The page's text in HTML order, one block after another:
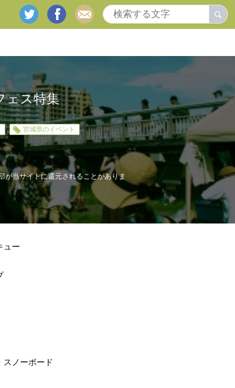
ェス特集
宮城県のイベント
当サイトに還元されることがありま
ュー
スノーボード